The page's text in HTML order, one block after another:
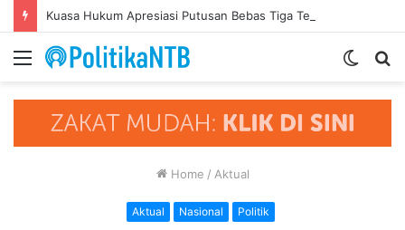
Menu
Switch
Home / Aktual
Aktual Nasional Politik